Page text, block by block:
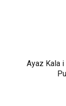
Ayaz Kala